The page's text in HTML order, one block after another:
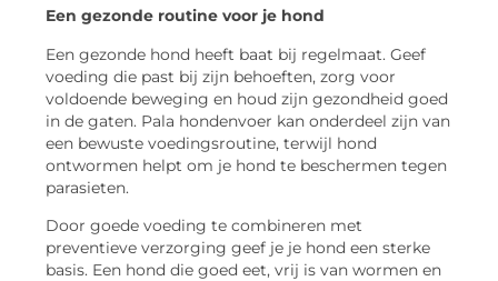
Een gezonde routine voor je hond
Een gezonde hond heeft baat bij regelmaat. Geef
voeding die past bij zijn behoeften, zorg voor
voldoende beweging en houd zijn gezondheid goed
in de gaten. Pala hondenvoer kan onderdeel zijn van
een bewuste voedingsroutine, terwijl hond
ontwormen helpt om je hond te beschermen tegen
parasieten.
Door goede voeding te combineren met
preventieve verzorging geef je je hond een sterke
basis. Een hond die goed eet, vrij is van wormen en